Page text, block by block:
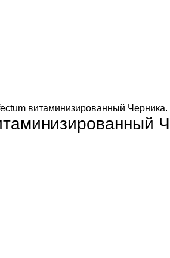
витаминизированный Черника.